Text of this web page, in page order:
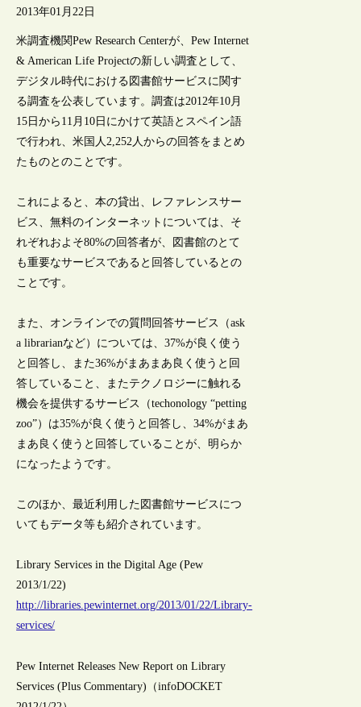
2013年01月22日
米調査機関Pew Research Centerが、Pew Internet
& American Life Projectの新しい調査として、
デジタル時代における図書館サービスに関す
る調査を公表しています。調査は2012年10月
15日から11月10日にかけて英語とスペイン語
で行われ、米国人2,252人からの回答をまとめ
たものとのことです。
これによると、本の貸出、レファレンスサー
ビス、無料のインターネットについては、そ
れぞれおよそ80%の回答者が、図書館のとて
も重要なサービスであると回答しているとの
ことです。
また、オンラインでの質問回答サービス（ask
a librarianなど）については、37%が良く使う
と回答し、また36%がまあまあ良く使うと回
答していること、またテクノロジーに触れる
機会を提供するサービス（techonology “petting
zoo”）は35%が良く使うと回答し、34%がまあ
まあ良く使うと回答していることが、明らか
になったようです。
このほか、最近利用した図書館サービスにつ
いてもデータ等も紹介されています。
Library Services in the Digital Age (Pew
2013/1/22)
http://libraries.pewinternet.org/2013/01/22/Library-
services/
Pew Internet Releases New Report on Library
Services (Plus Commentary)（infoDOCKET